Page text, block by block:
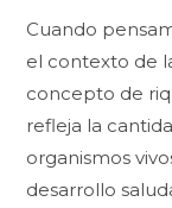
Cuando
el contexto de
concepto de
refleja la
organismos
desarrollo